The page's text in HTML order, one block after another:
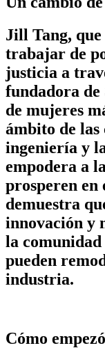
Jill Tang, que
trabajar de
justicia a
fundadora de
de mujeres
ámbito de las
ingeniería y
empodera a
prosperen en
demuestra
innovación y
la
pueden
industria.
Cómo